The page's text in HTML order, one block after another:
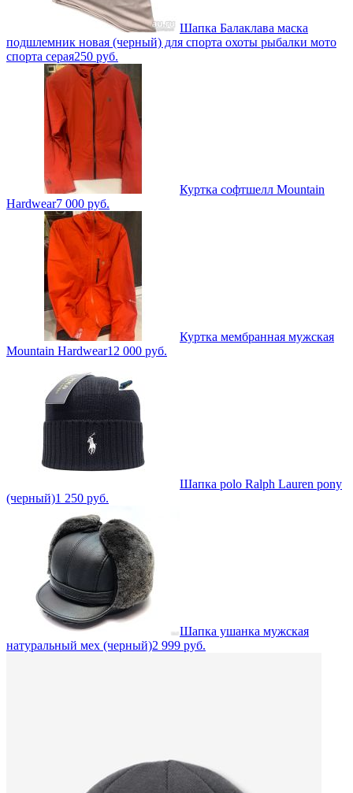
Шапка Балаклава маска
подшлемник новая (черный) для спорта охоты рыбалки мото
спорта серая250 руб.
Куртка софтшелл Mountain
Hardwear7 000 руб.
Куртка мембранная мужская
Mountain Hardwear12 000 руб.
Шапка polo Ralph Lauren pony
(черный)1 250 руб.
Шапка ушанка мужская
натуральный мех (черный)2 999 руб.